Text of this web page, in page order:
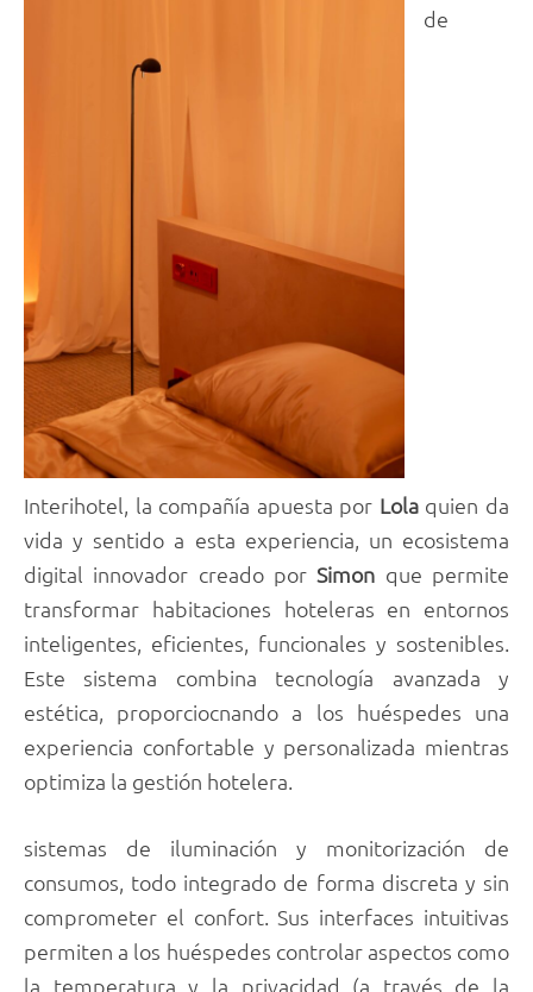
de
Interihotel, la compañía apuesta por Lolaquien da
vida y sentido a esta experiencia, un ecosistema
digital innovador creado porSimon que permite
transformar habitaciones hoteleras en entornos
inteligentes, eficientes, funcionales y sostenibles.
Este sistema combina tecnología avanzada y
estética, proporciocnando a los huéspedes una
experiencia confortable y personalizada mientras
optimiza la gestión hotelera.
sistemas de iluminación y monitorización de
consumos, todo integrado de forma discreta y sin
comprometer el confort. Sus interfaces intuitivas
permiten a los huéspedes controlar aspectos como
la temperatura y la privacidad (a través de la